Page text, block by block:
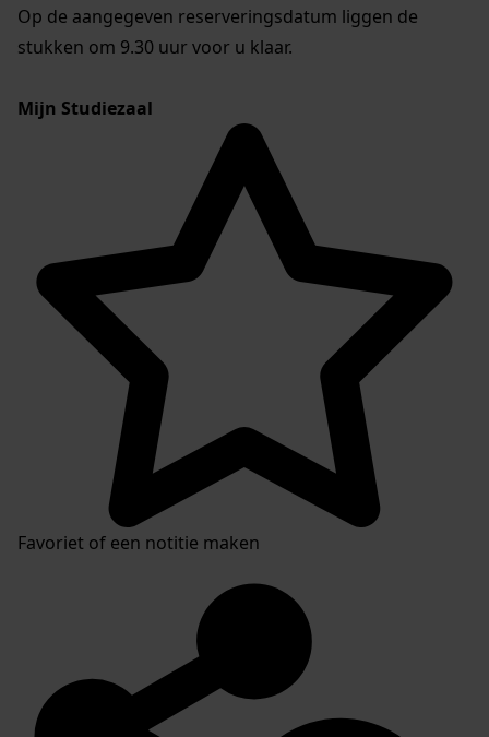
Op de aangegeven reserveringsdatum liggen de
stukken om 9.30 uur voor u klaar.
Mijn Studiezaal
Favoriet of een notitie maken